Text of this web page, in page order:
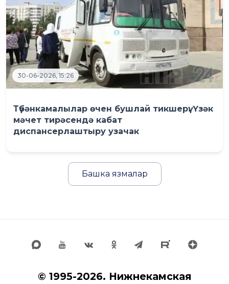
30-06-2026, 15:26
Түбәнкамалылар өчен бушлай тикшерү: Үзәк
мәчет тирәсендә кабат
диспансерлаштыру узачак
Башка язмалар
© 1995-2026. Нижнекамская